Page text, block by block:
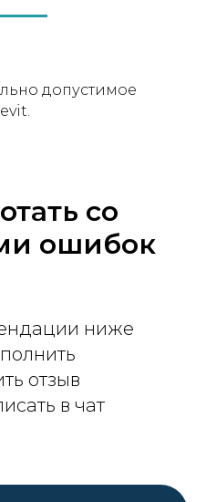
допустимое
со
ошибок
ниже
отзыв
в чат